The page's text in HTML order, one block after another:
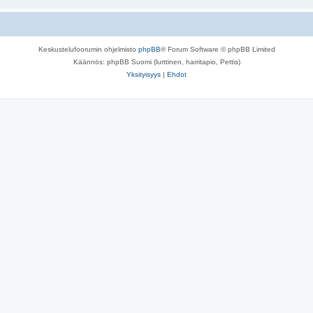
Keskustelufoorumin ohjelmisto phpBB® Forum Software © phpBB Limited
Käännös: phpBB Suomi (lurttinen, harritapio, Pettis)
Yksityisyys
Ehdot